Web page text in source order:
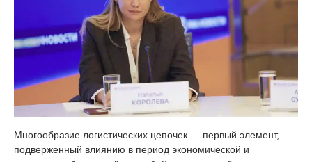
Многообразие логистических цепочек — первый элемент,
подверженный влиянию в период экономической и